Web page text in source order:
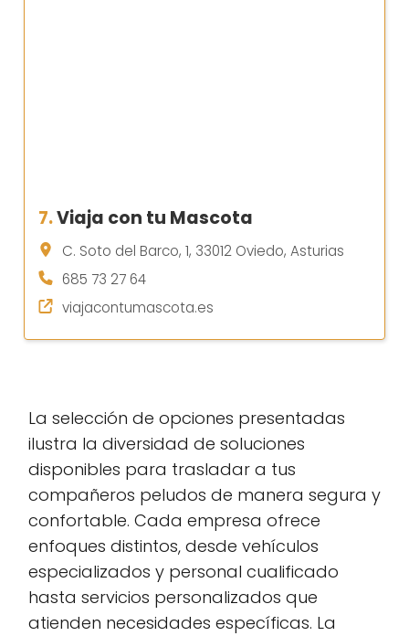
7.Viaja con tu Mascota
C. Soto del Barco, 1, 33012 Oviedo, Asturias
685 73 27 64
viajacontumascota.es
La selección de opciones presentadas
ilustra la diversidad de soluciones
disponibles para trasladar a tus
compañeros peludos de manera segura y
confortable. Cada empresa ofrece
enfoques distintos, desde vehículos
especializados y personal cualificado
hasta servicios personalizados que
atienden necesidades específicas. La